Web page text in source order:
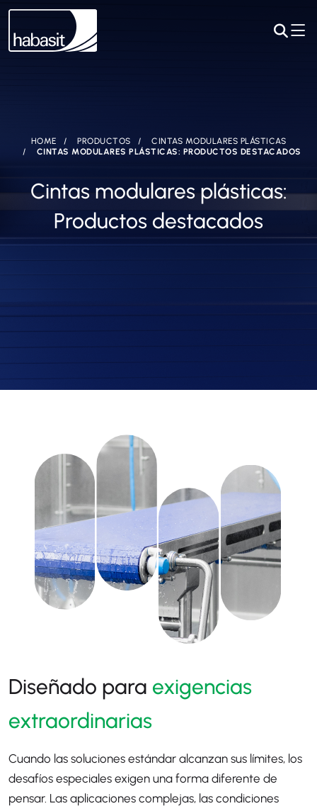
HOME PRODUCTOS
CINTAS MODULARES PLÁSTICAS
CINTAS MODULARES PLÁSTICAS: PRODUCTOS DESTACADOS
Cintas modulares plásticas:
Productos destacados
Diseñado para exigencias
extraordinarias
Cuando las soluciones estándar alcanzan sus límites, los
desafíos especiales exigen una forma diferente de
pensar. Las aplicaciones complejas, las condiciones